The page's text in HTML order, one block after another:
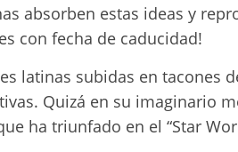
absorben estas ideas y
con fecha de caducidad!
latinas subidas en tacones
Quizá en su imaginario
ha triunfado en el “Star